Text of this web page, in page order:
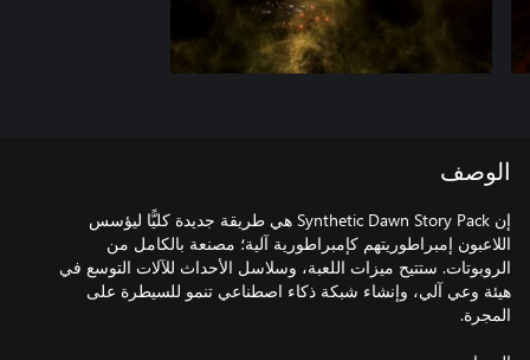
الوصف
إن Synthetic Dawn Story Pack هي طريقة جديدة كليًّا ليؤسس
اللاعبون إمبراطوريتهم كإمبراطورية آلية؛ مصنعة بالكامل من
الروبوتات. ستتيح ميزات اللعبة، وسلاسل الأحداث للآلات التوسع في
هيئة وعي آلي، وإنشاء شبكة ذكاء اصطناعي تنمو للسيطرة على